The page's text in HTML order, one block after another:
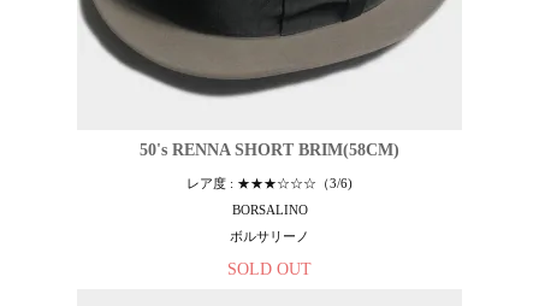
50's RENNA SHORT BRIM(58CM)
レア度 : ★★★☆☆☆（3/6)
BORSALINO
ボルサリーノ
SOLD OUT